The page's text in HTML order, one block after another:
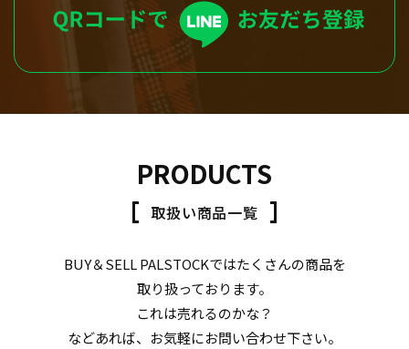
PRODUCTS
取扱い商品一覧
BUY＆SELL PALSTOCKではたくさんの商品を
取り扱っております。
これは売れるのかな？
などあれば、お気軽にお問い合わせ下さい。